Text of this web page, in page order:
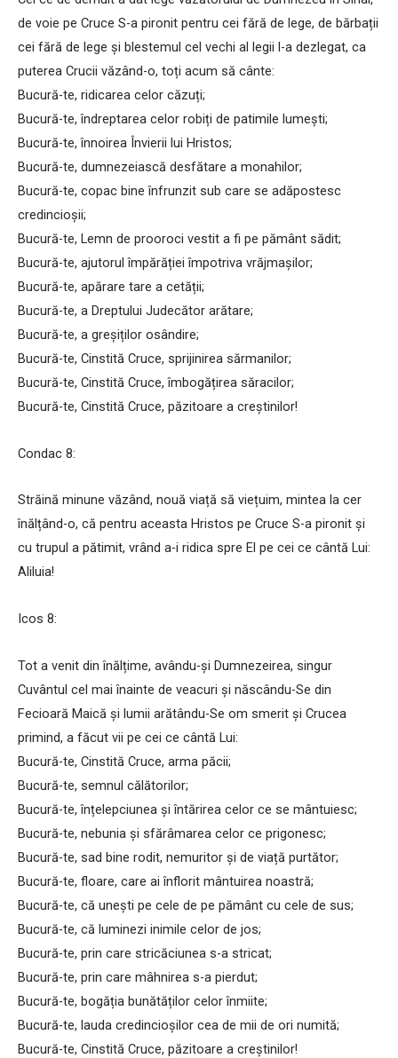
de voie pe Cruce S-a pironit pentru cei fără de lege, de bărbații
cei fără de lege și blestemul cel vechi al legii l-a dezlegat, ca
puterea Crucii văzând-o, toți acum să cânte:
Bucură-te, ridicarea celor căzuți;
Bucură-te, îndreptarea celor robiți de patimile lumești;
Bucură-te, înnoirea Învierii lui Hristos;
Bucură-te, dumnezeiască desfătare a monahilor;
Bucură-te, copac bine înfrunzit sub care se adăpostesc
credincioșii;
Bucură-te, Lemn de prooroci vestit a fi pe pământ sădit;
Bucură-te, ajutorul împărăției împotriva vrăjmașilor;
Bucură-te, apărare tare a cetății;
Bucură-te, a Dreptului Judecător arătare;
Bucură-te, a greșiților osândire;
Bucură-te, Cinstită Cruce, sprijinirea sărmanilor;
Bucură-te, Cinstită Cruce, îmbogățirea săracilor;
Bucură-te, Cinstită Cruce, păzitoare a creștinilor!
Condac 8:
Străină minune văzând, nouă viață să viețuim, mintea la cer
înălțând-o, că pentru aceasta Hristos pe Cruce S-a pironit și
cu trupul a pătimit, vrând a-i ridica spre El pe cei ce cântă Lui:
Aliluia!
Icos 8:
Tot a venit din înălțime, avându-și Dumnezeirea, singur
Cuvântul cel mai înainte de veacuri și născându-Se din
Fecioară Maică și lumii arătându-Se om smerit și Crucea
primind, a făcut vii pe cei ce cântă Lui:
Bucură-te, Cinstită Cruce, arma păcii;
Bucură-te, semnul călătorilor;
Bucură-te, înțelepciunea și întărirea celor ce se mântuiesc;
Bucură-te, nebunia și sfărâmarea celor ce prigonesc;
Bucură-te, sad bine rodit, nemuritor și de viață purtător;
Bucură-te, floare, care ai înflorit mântuirea noastră;
Bucură-te, că unești pe cele de pe pământ cu cele de sus;
Bucură-te, că luminezi inimile celor de jos;
Bucură-te, prin care stricăciunea s-a stricat;
Bucură-te, prin care mâhnirea s-a pierdut;
Bucură-te, bogăția bunătăților celor înmiite;
Bucură-te, lauda credincioșilor cea de mii de ori numită;
Bucură-te, Cinstită Cruce, păzitoare a creștinilor!